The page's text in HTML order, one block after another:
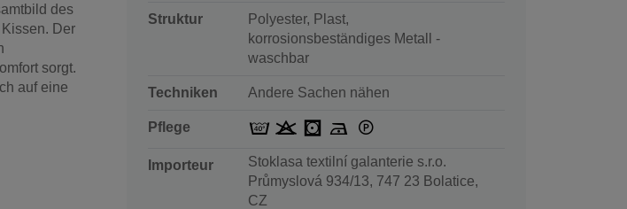
des
Der
sorgt.
auf eine
Struktur
Polyester, Plast,
korrosionsbeständiges Metall -
waschbar
Techniken Andere Sachen nähen
Pflege
Importeur
Stoklasa textilní galanterie s.r.o.
Průmyslová 934/13, 747 23 Bolatice,
CZ